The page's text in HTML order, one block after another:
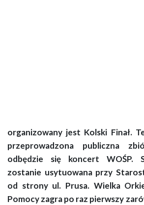
organizowany jest Kolski Finał.
przeprowadzona publiczna
odbędzie się koncert WOŚP.
zostanie usytuowana przy
od strony ul. Prusa. Wielka
Pomocy zagra po raz pierwszy